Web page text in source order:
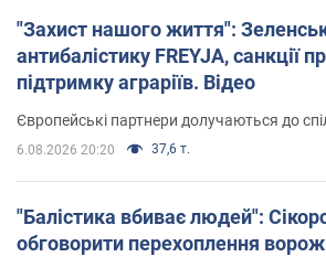
"Захист нашого життя":
антибалістику FREYJA, санкції
підтримку аграріїв. Відео
Європейські партнери долучаються до
6.08.2026 20:20 37,6 т.
"Балістика вбиває людей":
обговорити перехоплення